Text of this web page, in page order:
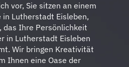
vor, Sie sitzen an einem
Lutherstadt Eisleben,
das Ihre Persönlichkeit
in Lutherstadt Eisleben
Wir bringen Kreativität
Ihnen eine Oase der